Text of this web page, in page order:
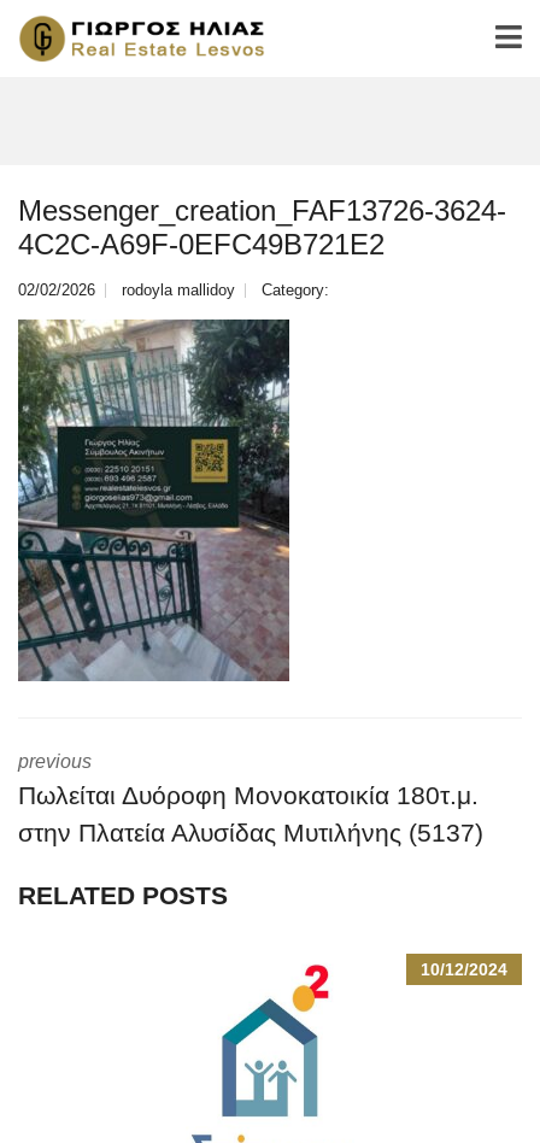
Messenger_creation_FAF13726-3624-
4C2C-A69F-0EFC49B721E2
02/02/2026 rodoyla mallidoy Category:
previous
Πωλείται Δυόροφη Μονοκατοικία 180τ.μ.
στην Πλατεία Αλυσίδας Μυτιλήνης (5137)
RELATED POSTS
10/12/2024